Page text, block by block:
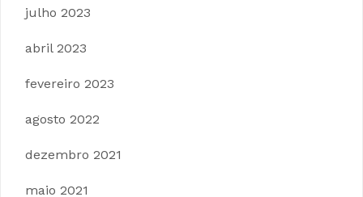
julho 2023
abril 2023
fevereiro 2023
agosto 2022
dezembro 2021
maio 2021